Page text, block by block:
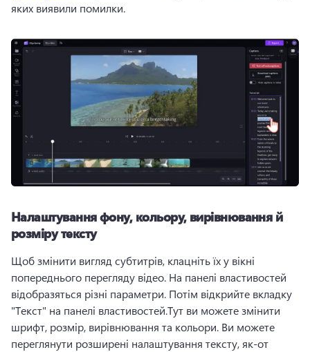
яких виявили помилки.
Налаштування фону, кольору, вирівнювання й
розміру тексту
Щоб змінити вигляд субтитрів, клацніть їх у вікні
попереднього перегляду відео. На панелі властивостей
відобразяться різні параметри. Потім відкрийте вкладку
"Текст" на панелі властивостей.Тут ви можете змінити
шрифт, розмір, вирівнювання та кольори. Ви можете
переглянути розширені налаштування тексту, як-от